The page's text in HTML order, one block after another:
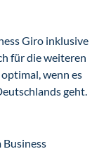
Giro inklusive
für die weiteren
wenn es
geht.